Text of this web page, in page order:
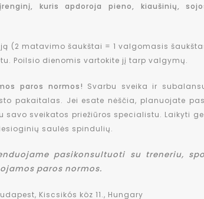
kuris apdoroja pieno, kiaušinių,
(2 matavimo šaukštai = 1 valgomasis
Poilsio dienomis vartokite jį tarp valgymų.
paros normos! Svarbu sveika ir
pakaitalas. Jei esate nėščia, planuojate
sveikatos priežiūros specialistu. Laikyti
saulės spindulių.
pasikonsultuoti su treneriu,
paros normos.
Kiscsikós köz 11., Hungary